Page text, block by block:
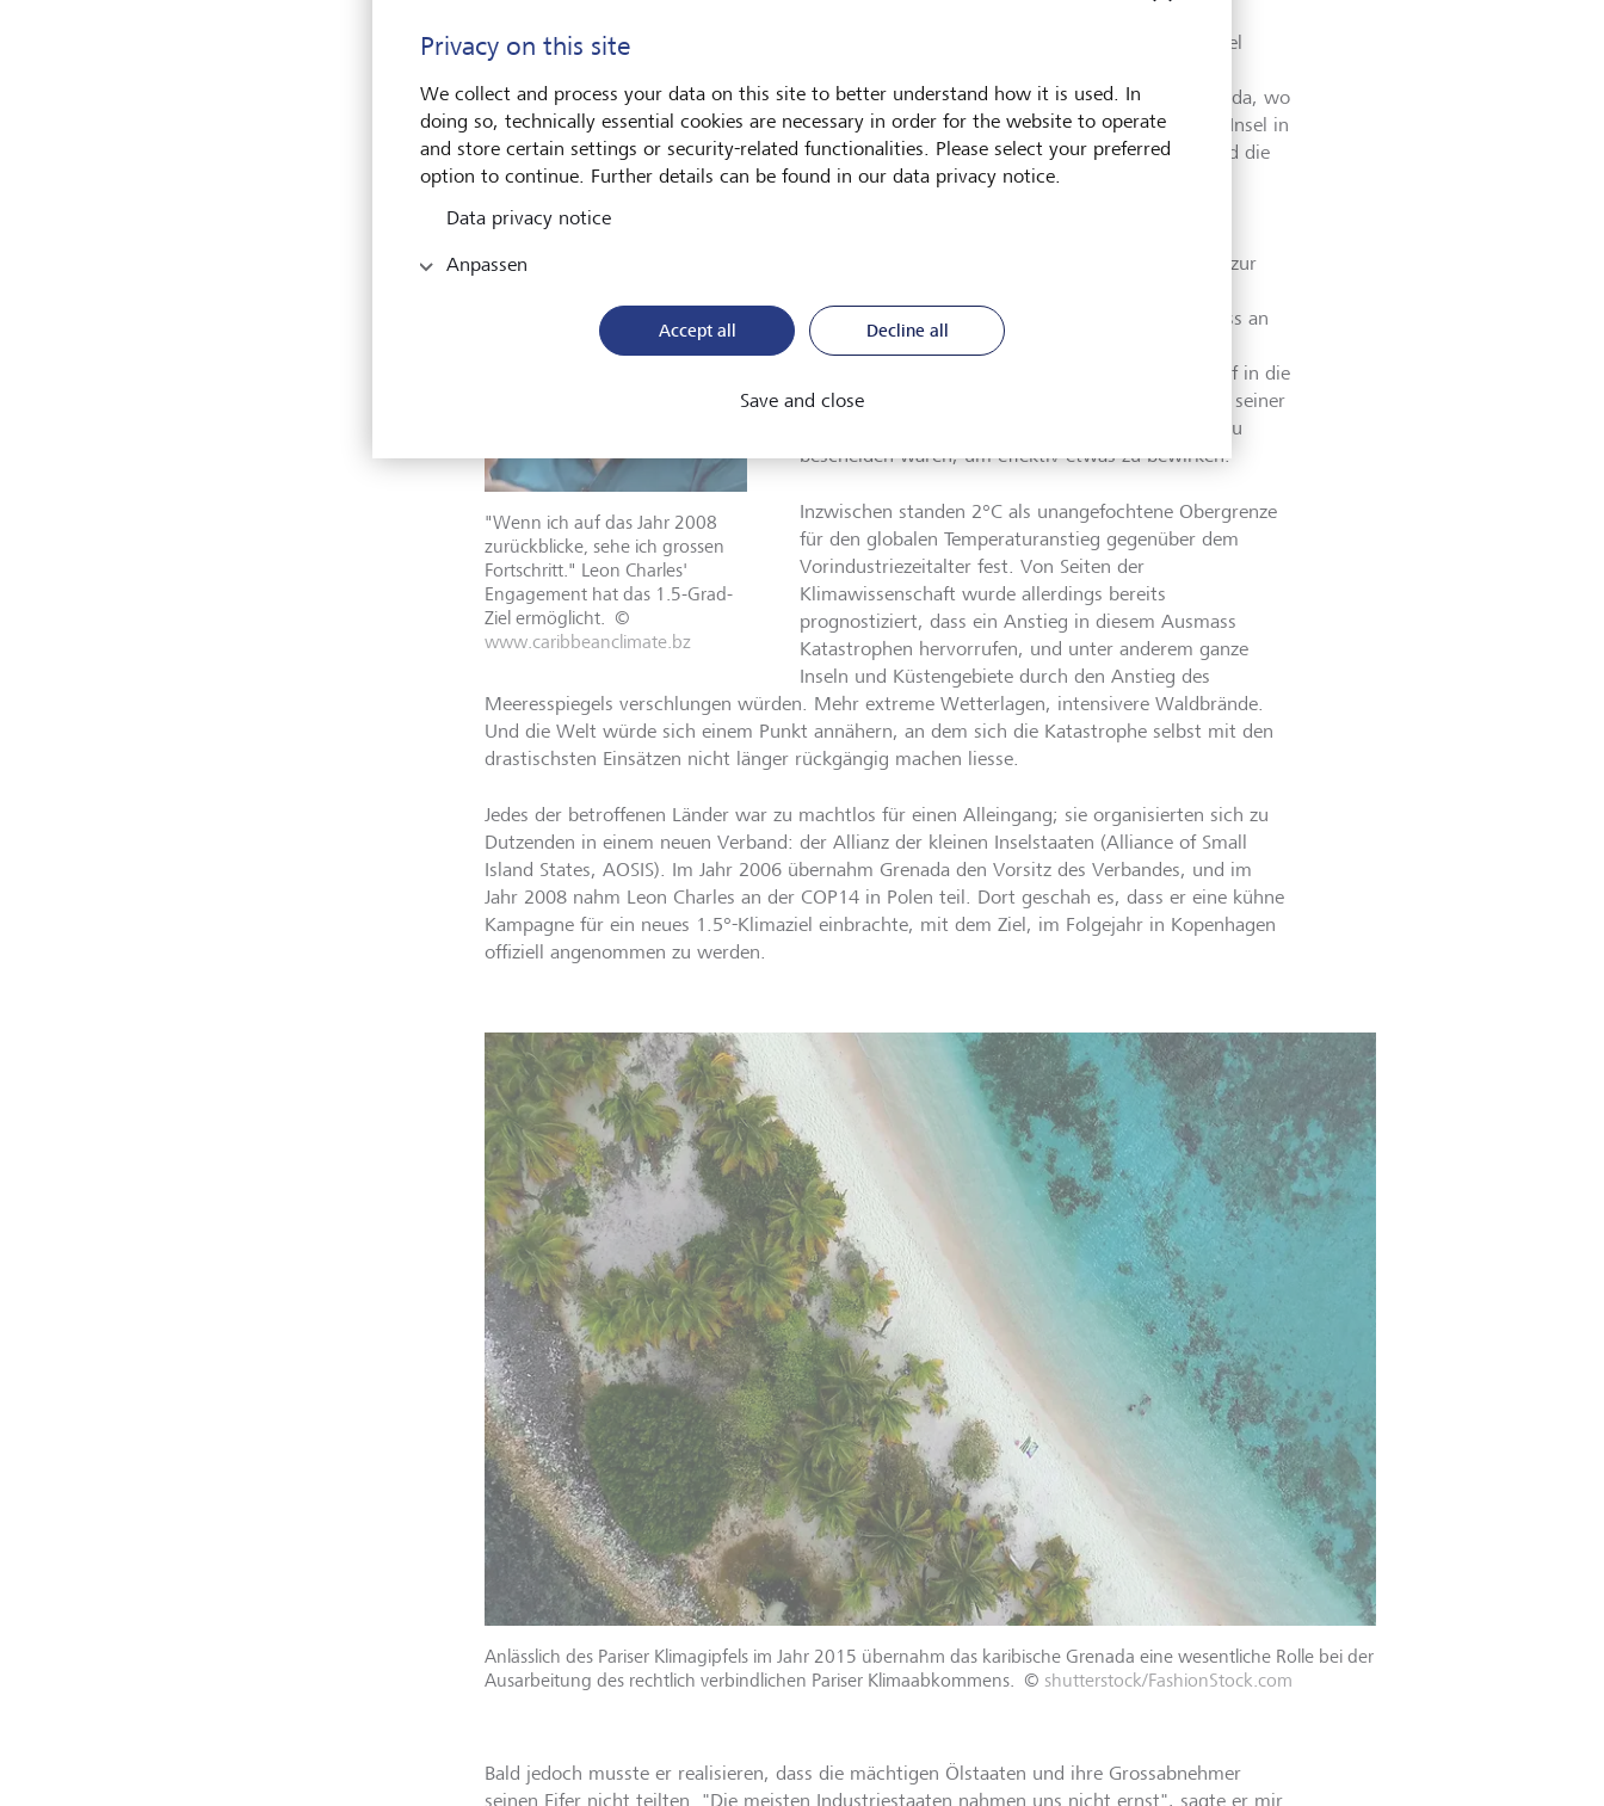
Die Person, auf die ein Grossteil der weltweiten Bemühungen rund um das 1.5°-Klimaziel
Meeresspiegel weiss er, was auf dem Spiel steht: Seine Heimat ist die Karibikinsel Grenada, wo
er früher Geografielehrer war. Leon Charles erinnert sich genau, wie die Bauern auf der Insel in
den 1990er-Jahren nach und nach realisierten, dass sich die Jahreszeiten verschoben und die
Strände erodierten.
"Wenn ich auf das Jahr 2008
zurückblicke, sehe ich grossen
Fortschritt." Leon Charles'
Engagement hat das 1.5-Grad-
Ziel ermöglicht.
©
www.caribbeanclimate.bz
gewechselt hatte, erhielt er 1999 eine Staatsstelle zur
Klimarahmenabkommen. Das geschah im Anschluss an
die 1995 in Berlin aufgenommenen COP-Gipfel der
Vereinten Nationen. Leon Charles arbeitete sich tief in die
Materie ein und realisierte angesichts der Lage auf seiner
und weiteren Inseln, dass die Klimaziele der Welt zu
bescheiden waren, um effektiv etwas zu bewirken.
Inzwischen standen 2°C als unangefochtene Obergrenze
für den globalen Temperaturanstieg gegenüber dem
Vorindustriezeitalter fest. Von Seiten der
Klimawissenschaft wurde allerdings bereits
prognostiziert, dass ein Anstieg in diesem Ausmass
Katastrophen hervorrufen, und unter anderem ganze
Inseln und Küstengebiete durch den Anstieg des
Meeresspiegels verschlungen würden. Mehr extreme Wetterlagen, intensivere Waldbrände.
Und die Welt würde sich einem Punkt annähern, an dem sich die Katastrophe selbst mit den
drastischsten Einsätzen nicht länger rückgängig machen liesse.
Jedes der betroffenen Länder war zu machtlos für einen Alleingang; sie organisierten sich zu
Dutzenden in einem neuen Verband: der Allianz der kleinen Inselstaaten (Alliance of Small
Island States, AOSIS). Im Jahr 2006 übernahm Grenada den Vorsitz des Verbandes, und im
Jahr 2008 nahm Leon Charles an der COP14 in Polen teil. Dort geschah es, dass er eine kühne
Kampagne für ein neues 1.5°-Klimaziel einbrachte, mit dem Ziel, im Folgejahr in Kopenhagen
offiziell angenommen zu werden.
Anlässlich des Pariser Klimagipfels im Jahr 2015 übernahm das karibische Grenada eine wesentliche Rolle bei der
Ausarbeitung des rechtlich verbindlichen Pariser Klimaabkommens. © shutterstock/FashionStock.com
Bald jedoch musste er realisieren, dass die mächtigen Ölstaaten und ihre Grossabnehmer
seinen Eifer nicht teilten. "Die meisten Industriestaaten nahmen uns nicht ernst", sagte er mir
Privacy on this site
We collect and process your data on this site to better understand how it is used. In
doing so, technically essential cookies are necessary in order for the website to operate
and store certain settings or security-related functionalities. Please select your preferred
option to continue. Further details can be found in our data privacy notice.
Data privacy notice
Anpassen
Accept all Decline all
Save and close